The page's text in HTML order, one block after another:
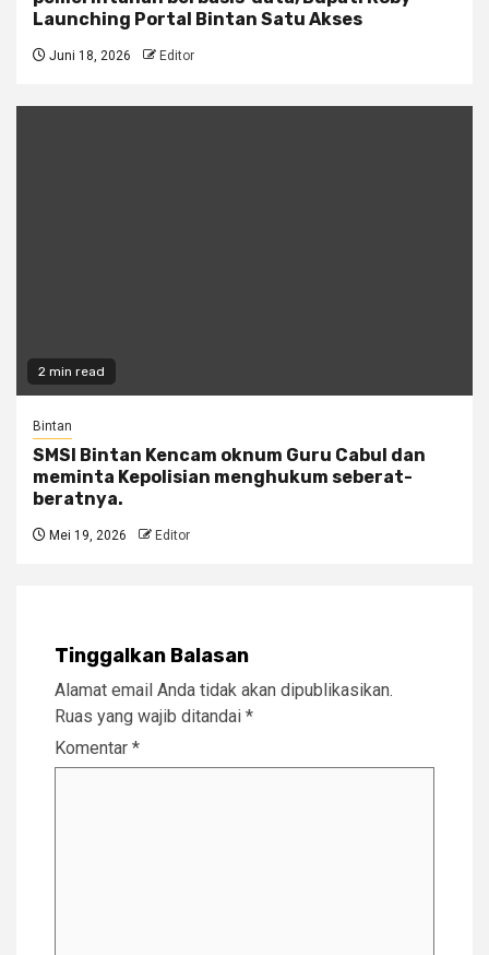
Launching Portal Bintan Satu Akses
Juni 18, 2026 Editor
2 min read
Bintan
SMSI Bintan Kencam oknum Guru Cabul dan
meminta Kepolisian menghukum seberat-
beratnya.
Mei 19, 2026 Editor
Tinggalkan Balasan
Alamat email Anda tidak akan dipublikasikan.
Ruas yang wajib ditandai *
Komentar *